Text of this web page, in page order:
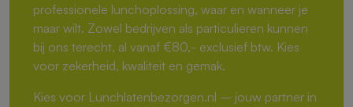
professionele lunchoplossing, waar en wanneer je
maar wilt. Zowel bedrijven als particulieren kunnen
bij ons terecht, al vanaf €80,- exclusief btw. Kies
voor zekerheid, kwaliteit en gemak.
Kies voor Lunchlatenbezorgen.nl – jouw partner in